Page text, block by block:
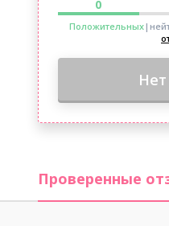
0
Положительных
Проверенные